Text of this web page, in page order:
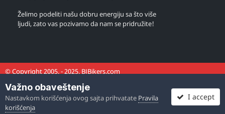
Želimo podeliti našu dobru energiju sa što više
ljudi, zato vas pozivamo da nam se pridružite!
© Copyright 2005. - 2025. BJBikers.com
Važno obaveštenje
Nastavkom korišćenja ovog sajta prihvatate Pravila
korišćenja
I accept